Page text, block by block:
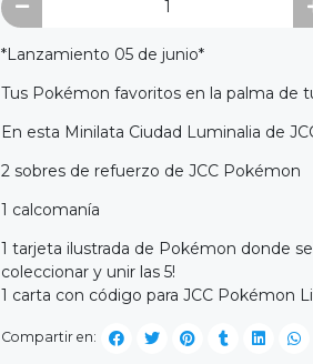
*Lanzamiento 05 de junio*
Tus Pokémon favoritos en la palma de
En esta Minilata Ciudad Luminalia de
2 sobres de refuerzo de JCC Pokémon
1 calcomanía
1 tarjeta ilustrada de Pokémon donde
coleccionar y unir las 5!
1 carta con código para JCC Pokémon
Compartir en: